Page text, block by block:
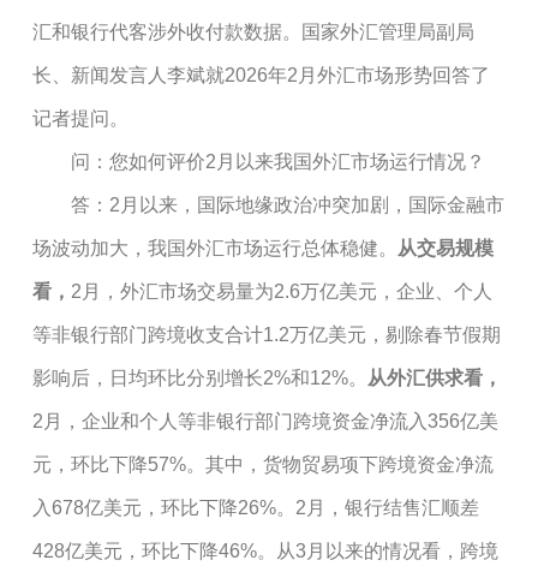
汇和银行代客涉外收付款数据。国家外汇管理局副局
长、新闻发言人李斌就2026年2月外汇市场形势回答了
记者提问。
问：您如何评价2月以来我国外汇市场运行情况？
答：2月以来，国际地缘政治冲突加剧，国际金融市
场波动加大，我国外汇市场运行总体稳健。 从交易规模
看， 2月，外汇市场交易量为2.6万亿美元，企业、个人
等非银行部门跨境收支合计1.2万亿美元，剔除春节假期
影响后，日均环比分别增长2%和12%。 从外汇供求看，
2月，企业和个人等非银行部门跨境资金净流入356亿美
元，环比下降57%。其中，货物贸易项下跨境资金净流
入678亿美元，环比下降26%。2月，银行结售汇顺差
428亿美元，环比下降46%。从3月以来的情况看，跨境